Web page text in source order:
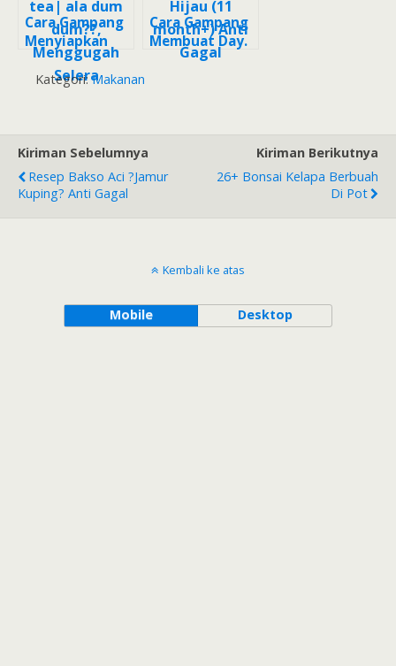
Cara Gampang
Menyiapkan
Thai green
tea| ala dum
Cara Gampang
Membuat Day.
164 Mie Bakso
Kategori:Makanan
Kiriman Sebelumnya
Resep Bakso Aci ?Jamur
Kuping? Anti Gagal
Kiriman Berikutnya
26+ Bonsai Kelapa Berbuah
Di Pot
Kembali ke atas
Mobile Desktop